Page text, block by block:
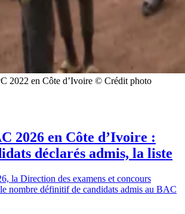
2022 en Côte d’Ivoire © Crédit photo
2026 en Côte d’Ivoire :
déclarés admis, la liste
la Direction des examens et concours
nombre définitif de candidats admis au BAC